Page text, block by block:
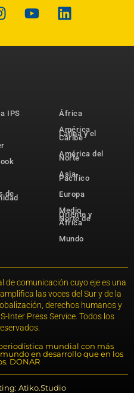
IPS
de
África
América
Latina y el
Caribe
América del
Norte
Asia-
Pacífico
Europa
Medio
Oriente y
Norte de
África
Mundo
de comunicación cuyo eje es una
las voces del Sur y de la
derechos humanos y
Inter Press Service. Todos los
mundial con más
en desarrollo que en los
DONAR
Atiko.Studio